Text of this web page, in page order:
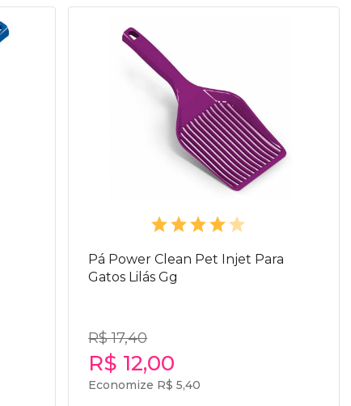
Pá Power Clean Pet Injet Para
Gatos Lilás Gg
R$ 17,40
R$ 12,00
Economize R$ 5,40